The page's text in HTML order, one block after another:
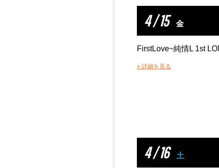
4 / 15 金
FirstLove~純情L 1st
» 詳細を見る
4 / 16 土